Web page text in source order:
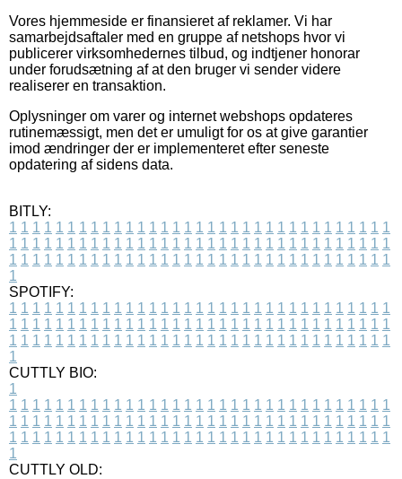
Vores hjemmeside er finansieret af reklamer. Vi har
samarbejdsaftaler med en gruppe af netshops hvor vi
publicerer virksomhedernes tilbud, og indtjener honorar
under forudsætning af at den bruger vi sender videre
realiserer en transaktion.
Oplysninger om varer og internet webshops opdateres
rutinemæssigt, men det er umuligt for os at give garantier
imod ændringer der er implementeret efter seneste
opdatering af sidens data.
BITLY:
1 1 1 1 1 1 1 1 1 1 1 1 1 1 1 1 1 1 1 1 1 1 1 1 1 1 1 1 1 1 1 1 1
1 1 1 1 1 1 1 1 1 1 1 1 1 1 1 1 1 1 1 1 1 1 1 1 1 1 1 1 1 1 1 1 1
1 1 1 1 1 1 1 1 1 1 1 1 1 1 1 1 1 1 1 1 1 1 1 1 1 1 1 1 1 1 1 1 1
1
SPOTIFY:
1 1 1 1 1 1 1 1 1 1 1 1 1 1 1 1 1 1 1 1 1 1 1 1 1 1 1 1 1 1 1 1 1
1 1 1 1 1 1 1 1 1 1 1 1 1 1 1 1 1 1 1 1 1 1 1 1 1 1 1 1 1 1 1 1 1
1 1 1 1 1 1 1 1 1 1 1 1 1 1 1 1 1 1 1 1 1 1 1 1 1 1 1 1 1 1 1 1 1
1
CUTTLY BIO:
1
1 1 1 1 1 1 1 1 1 1 1 1 1 1 1 1 1 1 1 1 1 1 1 1 1 1 1 1 1 1 1 1 1
1 1 1 1 1 1 1 1 1 1 1 1 1 1 1 1 1 1 1 1 1 1 1 1 1 1 1 1 1 1 1 1 1
1 1 1 1 1 1 1 1 1 1 1 1 1 1 1 1 1 1 1 1 1 1 1 1 1 1 1 1 1 1 1 1 1
1
CUTTLY OLD: